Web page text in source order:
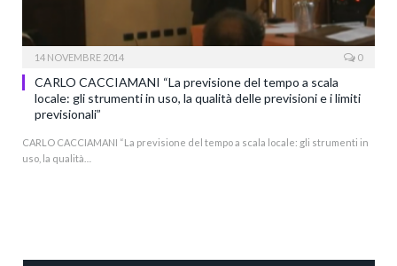
14 NOVEMBRE 2014 0
CARLO CACCIAMANI “La previsione del tempo a scala
locale: gli strumenti in uso, la qualità delle previsioni e i limiti
previsionali”
CARLO CACCIAMANI “La previsione del tempo a scala locale: gli strumenti in
uso, la qualità…